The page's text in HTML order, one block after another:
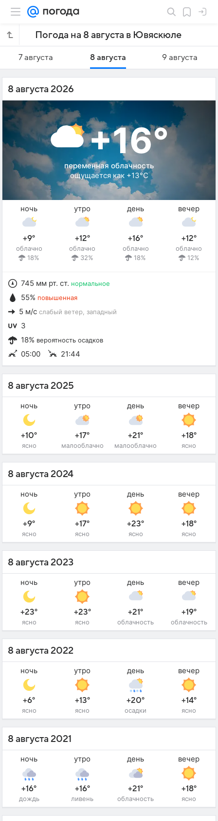
Погода на 8 августа в Ювяскюле
7 августа 8 августа 9 августа
8 августа 2026
+16°
переменная облачность
ощущается как +13°C
ночь
+9°
облачно
18%
утро
+12°
облачно
32%
день
+16°
облачно
18%
вечер
+12°
облачно
12%
745 мм рт. ст. нормальное
55% повышенная
5 м/с слабый ветер , западный
3
18% вероятность осадков
05:00 21:44
8 августа 2025
ночь
+10°
ясно
утро
+17°
малооблачно
день
+21°
малооблачно
вечер
+18°
ясно
8 августа 2024
ночь
+9°
ясно
утро
+17°
ясно
день
+23°
ясно
вечер
+18°
ясно
8 августа 2023
ночь
+23°
ясно
утро
+23°
ясно
день
+21°
облачность
вечер
+19°
облачность
8 августа 2022
ночь
+6°
ясно
утро
+13°
ясно
день
+20°
осадки
вечер
+14°
ясно
8 августа 2021
ночь
+16°
дождь
утро
+16°
ливень
день
+21°
облачность
вечер
+18°
ясно